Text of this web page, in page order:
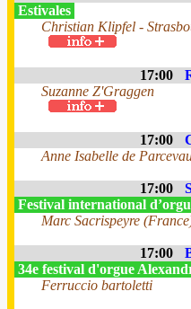
Estivales
Christian Klipfel -
17:00
Suzanne Z'Graggen
17:00
Anne Isabelle de
17:00
Festival international
Marc Sacrispeyre
17:00
34e festival d'orgue
Ferruccio bartoletti